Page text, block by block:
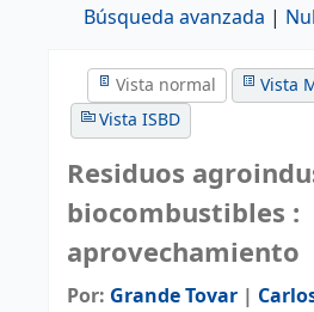
Búsqueda avanzada
Vista normal
Vista
Vista ISBD
Residuos
biocombustibles :
aprovechamiento
Por: Grande Tovar |